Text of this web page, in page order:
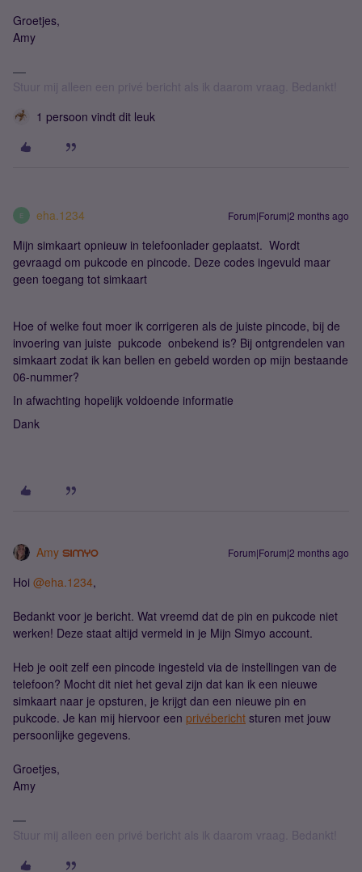
Groetjes,
Amy
Stuur mij alleen een privé bericht als ik daarom vraag. Bedankt!
1 persoon vindt dit leuk
E eha.1234 Forum|Forum|2 months ago
Mijn simkaart opnieuw in telefoonlader geplaatst. Wordt
gevraagd om pukcode en pincode. Deze codes ingevuld maar
geen toegang tot simkaart
Hoe of welke fout moer ik corrigeren als de juiste pincode, bij de
invoering van juiste pukcode onbekend is? Bij ontgrendelen van
simkaart zodat ik kan bellen en gebeld worden op mijn bestaande
06-nummer?
In afwachting hopelijk voldoende informatie
Dank
Amy Forum|Forum|2 months ago
Hoi ​ @eha.1234,
Bedankt voor je bericht. Wat vreemd dat de pin en pukcode niet
werken! Deze staat altijd vermeld in je Mijn Simyo account.
Heb je ooit zelf een pincode ingesteld via de instellingen van de
telefoon? Mocht dit niet het geval zijn dat kan ik een nieuwe
simkaart naar je opsturen, je krijgt dan een nieuwe pin en
pukcode. Je kan mij hiervoor een privébericht sturen met jouw
persoonlijke gegevens.
Groetjes,
Amy
Stuur mij alleen een privé bericht als ik daarom vraag. Bedankt!